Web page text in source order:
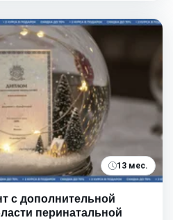
13 мес.
с дополнительной
перинатальной